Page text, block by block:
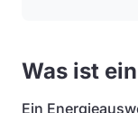
Was ist
Ein